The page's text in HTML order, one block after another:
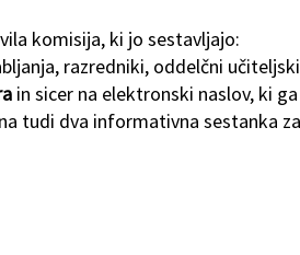
komisija, ki jo sestavljajo:
razredniki, oddelčni učiteljski
in sicer na elektronski naslov, ki ga
tudi dva informativna sestanka za